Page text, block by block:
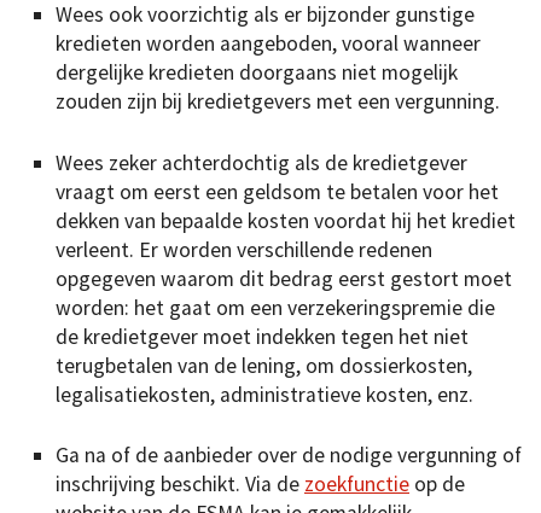
Wees ook voorzichtig als er bijzonder gunstige
kredieten worden aangeboden, vooral wanneer
dergelijke kredieten doorgaans niet mogelijk
zouden zijn bij kredietgevers met een vergunning.
Wees zeker achterdochtig als de kredietgever
vraagt om eerst een geldsom te betalen voor het
dekken van bepaalde kosten voordat hij het krediet
verleent. Er worden verschillende redenen
opgegeven waarom dit bedrag eerst gestort moet
worden: het gaat om een verzekeringspremie die
de kredietgever moet indekken tegen het niet
terugbetalen van de lening, om dossierkosten,
legalisatiekosten, administratieve kosten, enz.
Ga na of de aanbieder over de nodige vergunning of
inschrijving beschikt. Via de zoekfunctie op de